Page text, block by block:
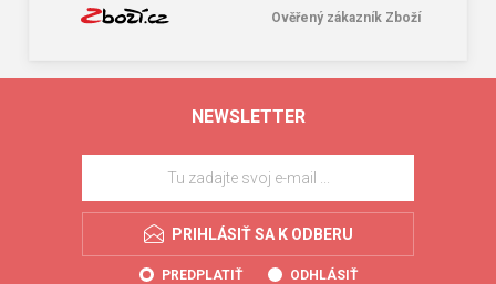
Ověřený zákazník Zboží
NEWSLETTER
PRIHLÁSIŤ SA K ODBERU
PREDPLATIŤ ODHLÁSIŤ